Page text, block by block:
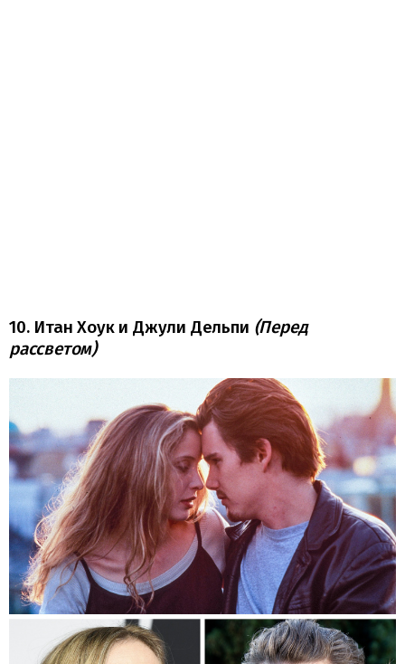
10. Итан Хоук и Джули Дельпи (Перед
рассветом)